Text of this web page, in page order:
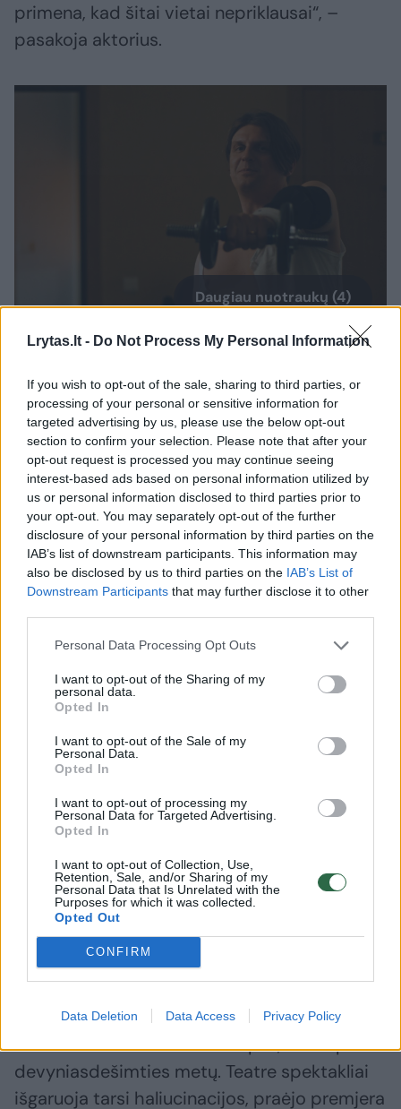
Lrytas.lt - Do Not Process My Personal Information
If you wish to opt-out of the sale, sharing to third parties, or
processing of your personal or sensitive information for
targeted advertising by us, please use the below opt-out
section to confirm your selection. Please note that after your
opt-out request is processed you may continue seeing
interest-based ads based on personal information utilized by
us or personal information disclosed to third parties prior to
your opt-out. You may separately opt-out of the further
disclosure of your personal information by third parties on the
IAB’s list of downstream participants. This information may
also be disclosed by us to third parties on the IAB’s List of
Downstream Participants that may further disclose it to other
Personal Data Processing Opt Outs
I want to opt-out of the Sharing of my
personal data.
Opted In
I want to opt-out of the Sale of my
Personal Data.
Opted In
I want to opt-out of processing my
Personal Data for Targeted Advertising.
Opted In
I want to opt-out of Collection, Use,
Retention, Sale, and/or Sharing of my
Personal Data that Is Unrelated with the
Purposes for which it was collected.
Opted Out
CONFIRM
Data Deletion Data Access Privacy Policy
primena, kad šitai vietai nepriklausai“, –
pasakoja aktorius.
Daugiau nuotraukų (4)
Geros emocijos jį lydi ir tada, kai prisimena
„Kaimynų“ filmavimus. Nors tai buvę labai
intensyvios dienos, kino aikštelėje sklendė
linksma, pozityvi ir atpalaiduojanti atmosfera.
„Filmavome ilgai, per dieną kartais būdavo
po 30–40 kadrų, filmavimai vyko bute,
grūdomės visi vienoje patalpoje,
persirenginėjome kas dvidešimt minučių.
suteikė konstruktyvumo ir bendrystės,
smaginomės, prisigalvodavome visokių
juokelių“, – filmavimo užkulisius praskleidžia
Martynas.
Filmavimus jis derino su darbu teatre.
Būdavo dienų, kai iš teatro per visą miestą
vėlavau, komanda man atsiuntė sportinį
motociklą. Lėkėme su juo per visą miestą iki
jo pakraščio, kur vyko filmavimai“, –
prisimena aktorius.
Darbas kine jį žavi išliekamąja verte –
nusifilmavai ir liksi filme toks pat, kad ir po
devyniasdešimties metų. Teatre spektakliai
išgaruoja tarsi haliucinacijos, praėjo premjera